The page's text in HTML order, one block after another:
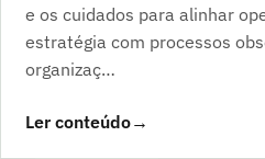
e os cuidados para alinhar
estratégia com processos
organizaç…
Ler conteúdo→